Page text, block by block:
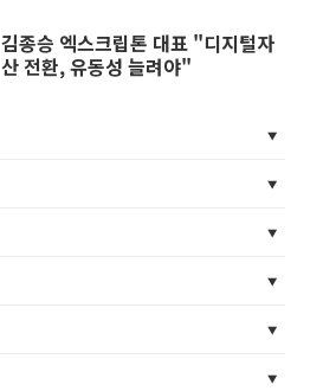
김종승 엑스크립톤 대표 "디지털자
산 전환, 유동성 늘려야"